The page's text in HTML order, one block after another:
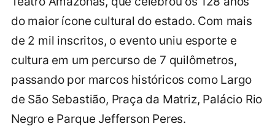
do maior ícone cultural do estado. Com mais
de 2 mil inscritos, o evento uniu esporte e
cultura em um percurso de 7 quilômetros,
passando por marcos históricos como Largo
de São Sebastião, Praça da Matriz, Palácio Rio
Negro e Parque Jefferson Peres.